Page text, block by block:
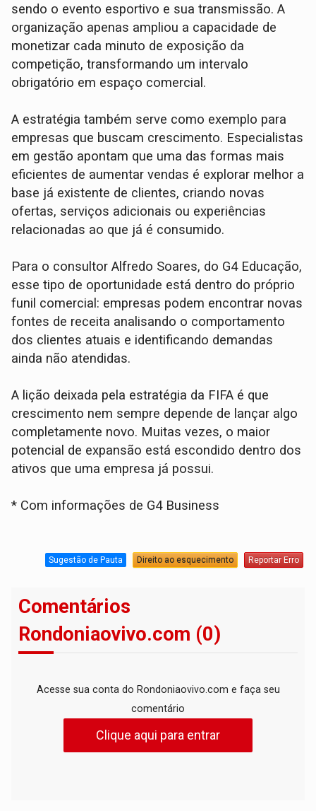
sendo o evento esportivo e sua transmissão. A
organização apenas ampliou a capacidade de
monetizar cada minuto de exposição da
competição, transformando um intervalo
obrigatório em espaço comercial.
A estratégia também serve como exemplo para
empresas que buscam crescimento. Especialistas
em gestão apontam que uma das formas mais
eficientes de aumentar vendas é explorar melhor a
base já existente de clientes, criando novas
ofertas, serviços adicionais ou experiências
relacionadas ao que já é consumido.
Para o consultor Alfredo Soares, do G4 Educação,
esse tipo de oportunidade está dentro do próprio
funil comercial: empresas podem encontrar novas
fontes de receita analisando o comportamento
dos clientes atuais e identificando demandas
ainda não atendidas.
A lição deixada pela estratégia da FIFA é que
crescimento nem sempre depende de lançar algo
completamente novo. Muitas vezes, o maior
potencial de expansão está escondido dentro dos
ativos que uma empresa já possui.
* Com informações de G4 Business
Sugestão de Pauta Direito ao esquecimento Reportar Erro
Comentários
Rondoniaovivo.com (0)
Acesse sua conta do Rondoniaovivo.com e faça seu
comentário
Clique aqui para entrar